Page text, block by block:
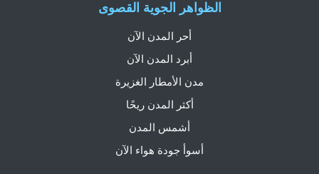
الظواهر الجوية القصوى
أحر المدن الآن
أبرد المدن الآن
مدن الأمطار الغزيرة
أكثر المدن ريحًا
أشمس المدن
أسوأ جودة هواء الآن